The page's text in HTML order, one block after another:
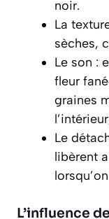
noir.
La
sèches,
Le son :
fleur
graines
Le
libèrent
L’influence